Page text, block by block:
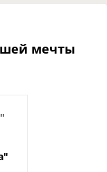
мечты